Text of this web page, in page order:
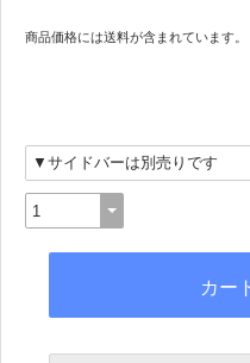
商品価格には送料が含まれています。